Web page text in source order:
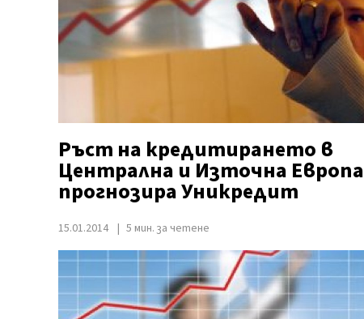
Ръст на кредитирането в
Централна и Източна Европа
прогнозира Уникредит
15.01.2014 5 мин. за четене